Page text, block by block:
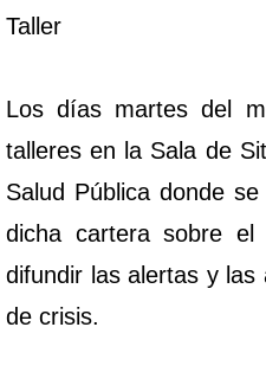
Taller
Los días martes del
talleres en la Sala de
Salud Pública donde
dicha cartera sobre el
difundir las alertas y las
de crisis.